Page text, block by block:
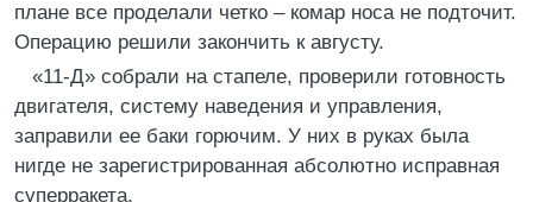
плане все проделали четко – комар носа не подточит.
Операцию решили закончить к августу.
«11-Д» собрали на стапеле, проверили готовность
двигателя, систему наведения и управления,
заправили ее баки горючим. У них в руках была
нигде не зарегистрированная абсолютно исправная
суперракета.